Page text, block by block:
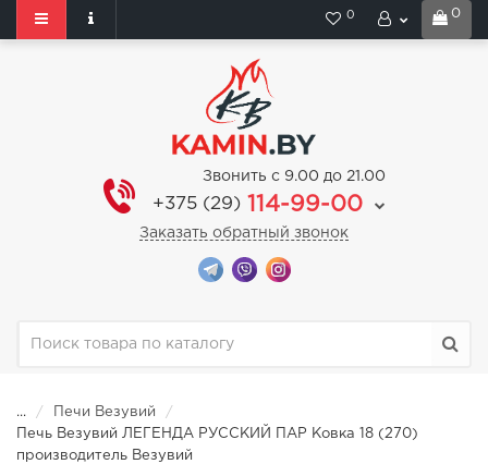
0
0
Звонить с 9.00 до 21.00
+375 (29) 114-99-00
Заказать обратный звонок
...
Печи Везувий
Печь Везувий ЛЕГЕНДА РУССКИЙ ПАР Ковка 18 (270)
производитель Везувий